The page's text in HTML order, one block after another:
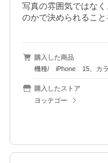
写真の雰囲気ではな
購入した商品
機種/ iPhone 15、カラ
購入したストア
ヨッテゴー